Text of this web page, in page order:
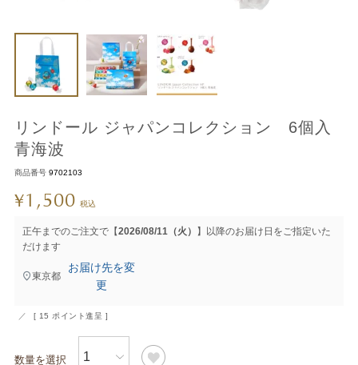
リンドール ジャパンコレクション 6個入
青海波
商品番号 9702103
¥1,500 税込
正午までのご注文で【2026/08/11（火）
】以降のお届け日をご指定いた
だけます
東京都
お届け先を変
更
[ 15 ポイント進呈 ]